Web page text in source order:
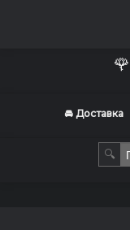
🌹
🚘 Доставка
🔍